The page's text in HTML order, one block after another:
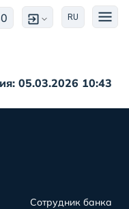
RU
05.03.2026 10:43
Сотрудник банка